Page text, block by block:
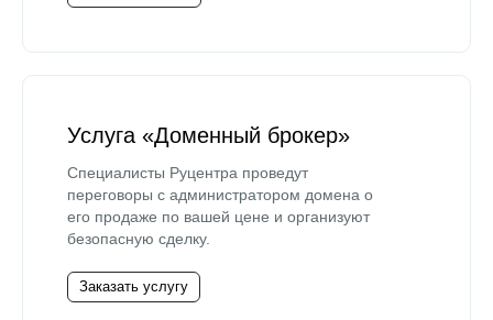
Услуга «Доменный брокер»
Специалисты Руцентра проведут
переговоры с администратором домена о
его продаже по вашей цене и организуют
безопасную сделку.
Заказать услугу